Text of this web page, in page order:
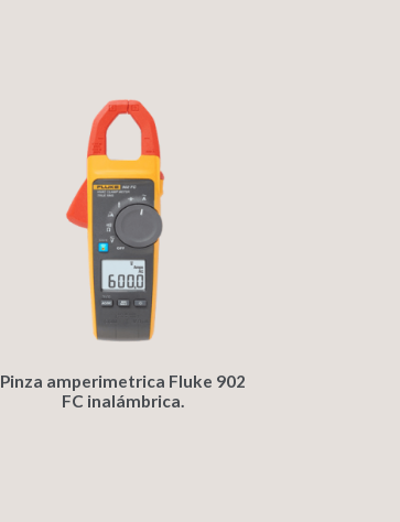
Pinza amperimetrica Fluke 902
FC inalámbrica.